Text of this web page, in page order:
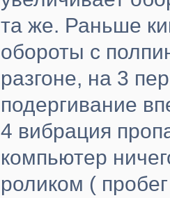
та же. Раньше
обороты с
разгоне, на 3
подергивание
4 вибрация
компьютер
роликом (